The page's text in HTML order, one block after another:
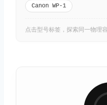
Canon WP-1
点击型号标签，探索同一物理